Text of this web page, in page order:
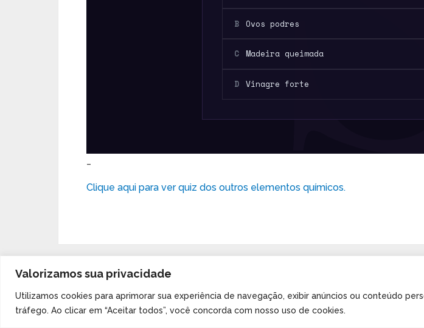
Valorizamos sua privacidade
Utilizamos cookies para aprimorar sua experiência de navegação, exibir anúncios ou conteúdo
tráfego. Ao clicar em “Aceitar todos”, você concorda com nosso uso de cookies.
B Ovos podres
C Madeira queimada
D Vinagre forte
Clique aqui para ver quiz dos outros elementos químicos.
Tabela PeriódicaCopyright © 2026.